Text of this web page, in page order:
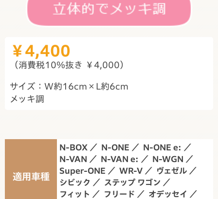
￥4,400
（消費税10％抜き ￥4,000）
サイズ：W約16cm×L約6cm
メッキ調
適用車種
N-BOX N-ONE
N-ONE e:
N-VAN
N-VAN e:
N-WGN
Super-ONE
WR-V
ヴェゼル
シビック
ステップ ワゴン
フィット
フリード
オデッセイ